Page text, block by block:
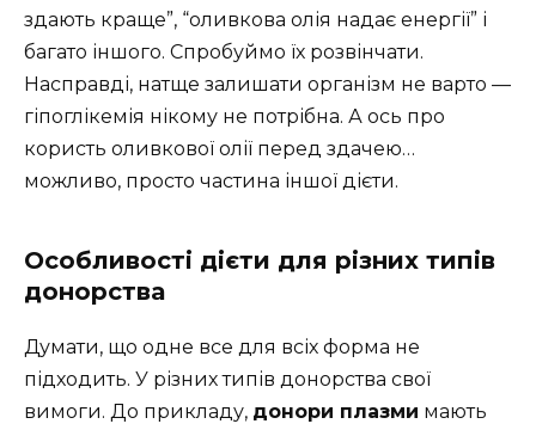
здають краще”, “оливкова олія надає енергії” і
багато іншого. Спробуймо їх розвінчати.
Насправді, натще залишати організм не варто —
гіпоглікемія нікому не потрібна. А ось про
користь оливкової олії перед здачею…
можливо, просто частина іншої дієти.
Особливості дієти для різних типів
донорства
Думати, що одне все для всіх форма не
підходить. У різних типів донорства свої
вимоги. До прикладу, донори плазми мають